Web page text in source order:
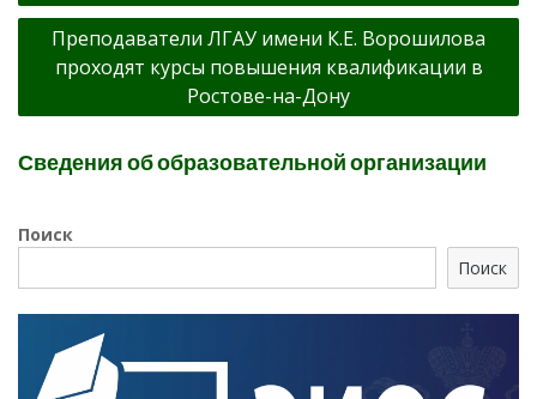
Преподаватели ЛГАУ имени К.Е. Ворошилова
проходят курсы повышения квалификации в
Ростове-на-Дону
Сведения об образовательной организации
Поиск
Поиск